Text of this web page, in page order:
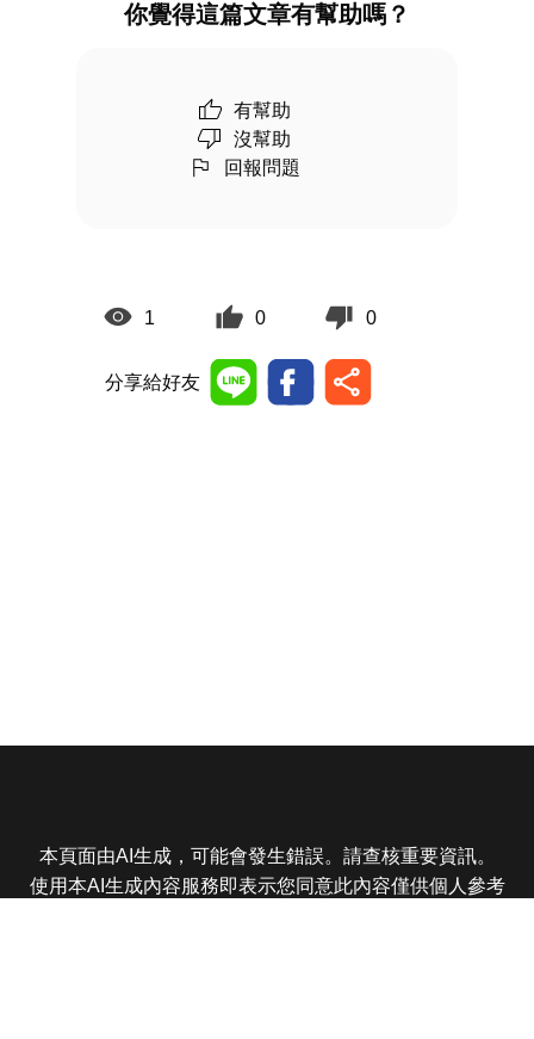
你覺得這篇文章有幫助嗎？
有幫助
沒幫助
回報問題
1 0 0
分享給好友
本頁面由AI生成，可能會發生錯誤。請查核重要資訊。
使用本AI生成內容服務即表示您同意此內容僅供個人參考